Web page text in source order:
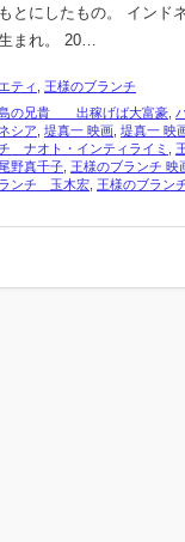
とにしたもの。 インド
まれ。 20…
ティ
王様のブランチ
の兄貴 出稼げば大富豪
シア 堤真一 映画 堤真一 映
ナオト・インティライミ
野真千子 王様のブランチ 映
ンチ 玉木宏 王様のブラン